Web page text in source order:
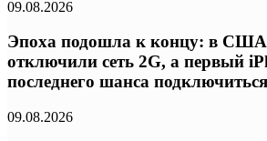
09.08.2026
Эпоха подошла к концу: в США
отключили сеть 2G, а первый
последнего шанса
09.08.2026